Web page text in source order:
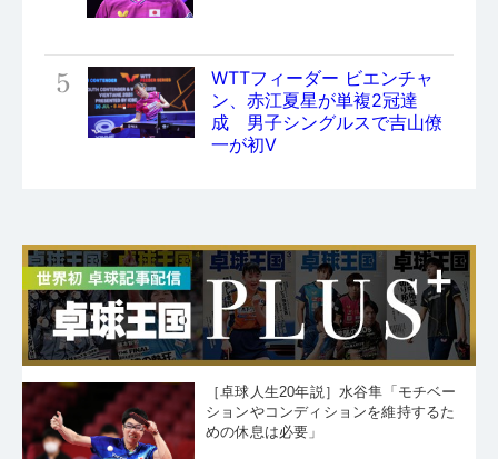
5
WTTフィーダー ビエンチャ
ン、赤江夏星が単複2冠達
成 男子シングルスで吉山僚
一が初V
［卓球人生20年説］水谷隼「モチベー
ションやコンディションを維持するた
めの休息は必要」